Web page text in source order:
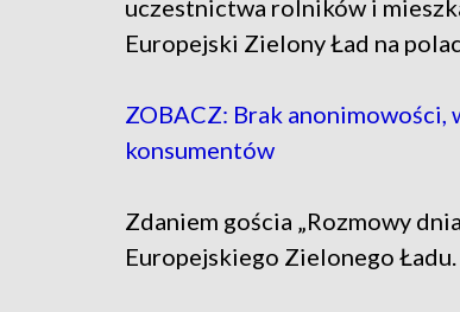
uczestnictwa rolników i
Europejski Zielony Ład na
ZOBACZ: Brak anonimowości,
konsumentów
Zdaniem gościa „Rozmowy
Europejskiego Zielonego Ładu.